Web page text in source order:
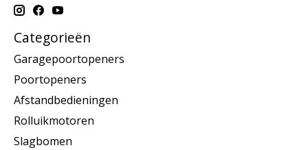
Categorieën
Garagepoortopeners
Poortopeners
Afstandbedieningen
Rolluikmotoren
Slagbomen